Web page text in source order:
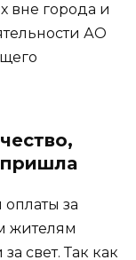
вне города и
АО
пришла
за
жителям
свет. Так как